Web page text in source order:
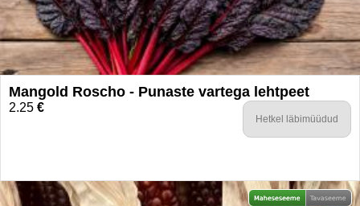
Mangold Roscho - Punaste vartega lehtpeet
2.25 €
Hetkel läbimüüdud